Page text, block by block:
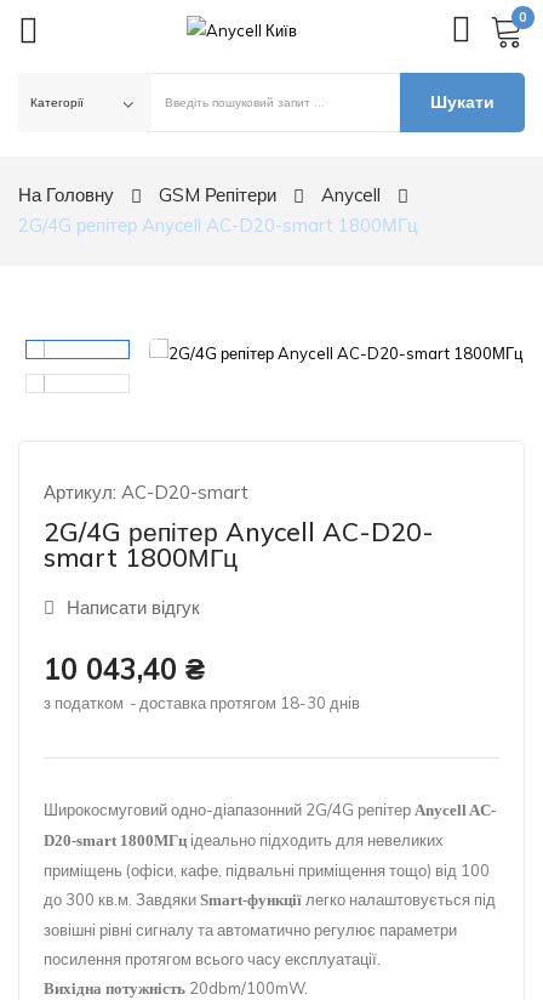
0
Шукати
На Головну GSM Репітери
Anycell
2G/4G репітер Anycell AC-D20-smart 1800МГц
Артикул: AC-D20-smart
2G/4G репітер Anycell AC-D20-
smart 1800МГц
Написати відгук
10 043,40 ₴
з податком доставка протягом 18-30 днів
Широкосмуговий одно-діапазонний 2G/4G репітер Anycell AC-
D20-smart 1800МГц ідеально підходить для невеликих
приміщень (офіси, кафе, підвальні приміщення тощо) від 100
до 300 кв.м. Завдяки Smart-функції легко налаштовується під
зовішні рівні сигналу та автоматично регулює параметри
посилення протягом всього часу експлуатації.
Вихідна потужність 20dbm/100mW.